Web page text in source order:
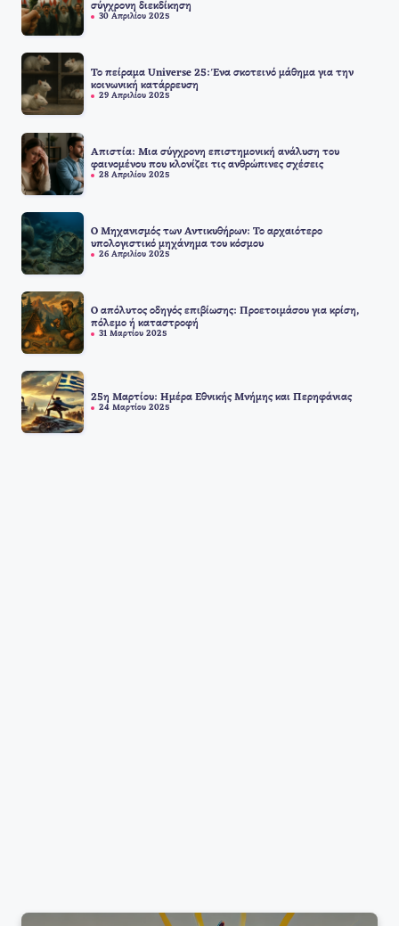
σύγχρονη διεκδίκηση
30 Απριλίου 2025
Το πείραμα Universe 25: Ένα σκοτεινό μάθημα για την
κοινωνική κατάρρευση
29 Απριλίου 2025
Απιστία: Μια σύγχρονη επιστημονική ανάλυση του
φαινομένου που κλονίζει τις ανθρώπινες σχέσεις
28 Απριλίου 2025
Ο Μηχανισμός των Αντικυθήρων: Το αρχαιότερο
υπολογιστικό μηχάνημα του κόσμου
26 Απριλίου 2025
Ο απόλυτος οδηγός επιβίωσης: Προετοιμάσου για κρίση,
πόλεμο ή καταστροφή
31 Μαρτίου 2025
25η Μαρτίου: Ημέρα Εθνικής Μνήμης και Περηφάνιας
24 Μαρτίου 2025